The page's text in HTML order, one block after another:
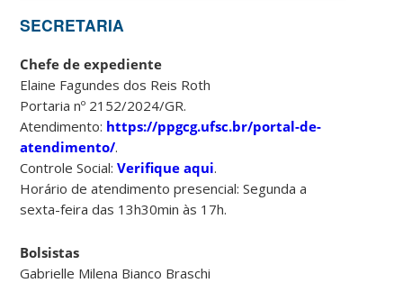
SECRETARIA
Chefe de expediente
Elaine Fagundes dos Reis Roth
Portaria nº 2152/2024/GR.
Atendimento: https://ppgcg.ufsc.br/portal-de-
atendimento/.
Controle Social:Verifique aqui.
Horário de atendimento presencial: Segunda a
sexta-feira das 13h30min às 17h.
Bolsistas
Gabrielle Milena Bianco Braschi